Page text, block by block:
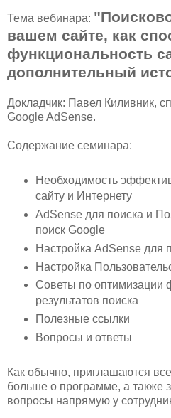
Тема вебинара:
вашем сайте, как
функциональность
дополнительный
Докладчик: Павел Киливник,
Google AdSense.
Содержание семинара:
Необходимость
сайту и Интернету
AdSense для поиска и
поиск Google
Настройка AdSense для
Настройка
Советы по оптимизации
результатов поиска
Полезные ссылки
Вопросы и ответы
Как обычно, приглашаются
больше о программе, а также
вопросы напрямую у